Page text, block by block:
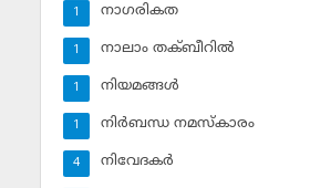
നാഗരികത
1
നാലാം തക്ബീറില്‍
1
നിയമങ്ങള്‍
1
നിര്‍ബന്ധ നമസ്‌കാരം
1
നിവേദകര്‍
4